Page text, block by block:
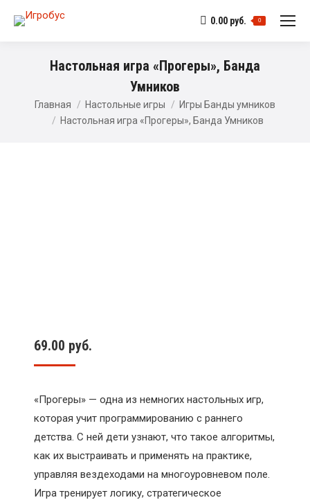
0.00 руб. 0
Настольная игра «Прогеры», Банда
Умников
Главная Настольные игры
Игры Банды умников
Настольная игра «Прогеры», Банда Умников
69.00 руб.
«Прогеры» — одна из немногих настольных игр,
которая учит программированию с раннего
детства. С ней дети узнают, что такое алгоритмы,
как их выстраивать и применять на практике,
управляя вездеходами на многоуровневом поле.
Игра тренирует логику, стратегическое